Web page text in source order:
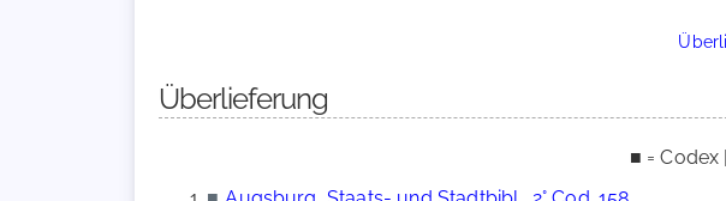
Überlieferung
■ = Codex